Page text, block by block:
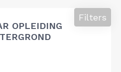
OPLEIDING
Filters